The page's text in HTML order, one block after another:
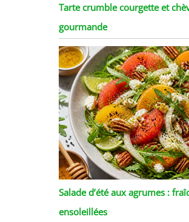
Tarte crumble courgette et
gourmande
Salade d’été aux agrumes :
ensoleillées